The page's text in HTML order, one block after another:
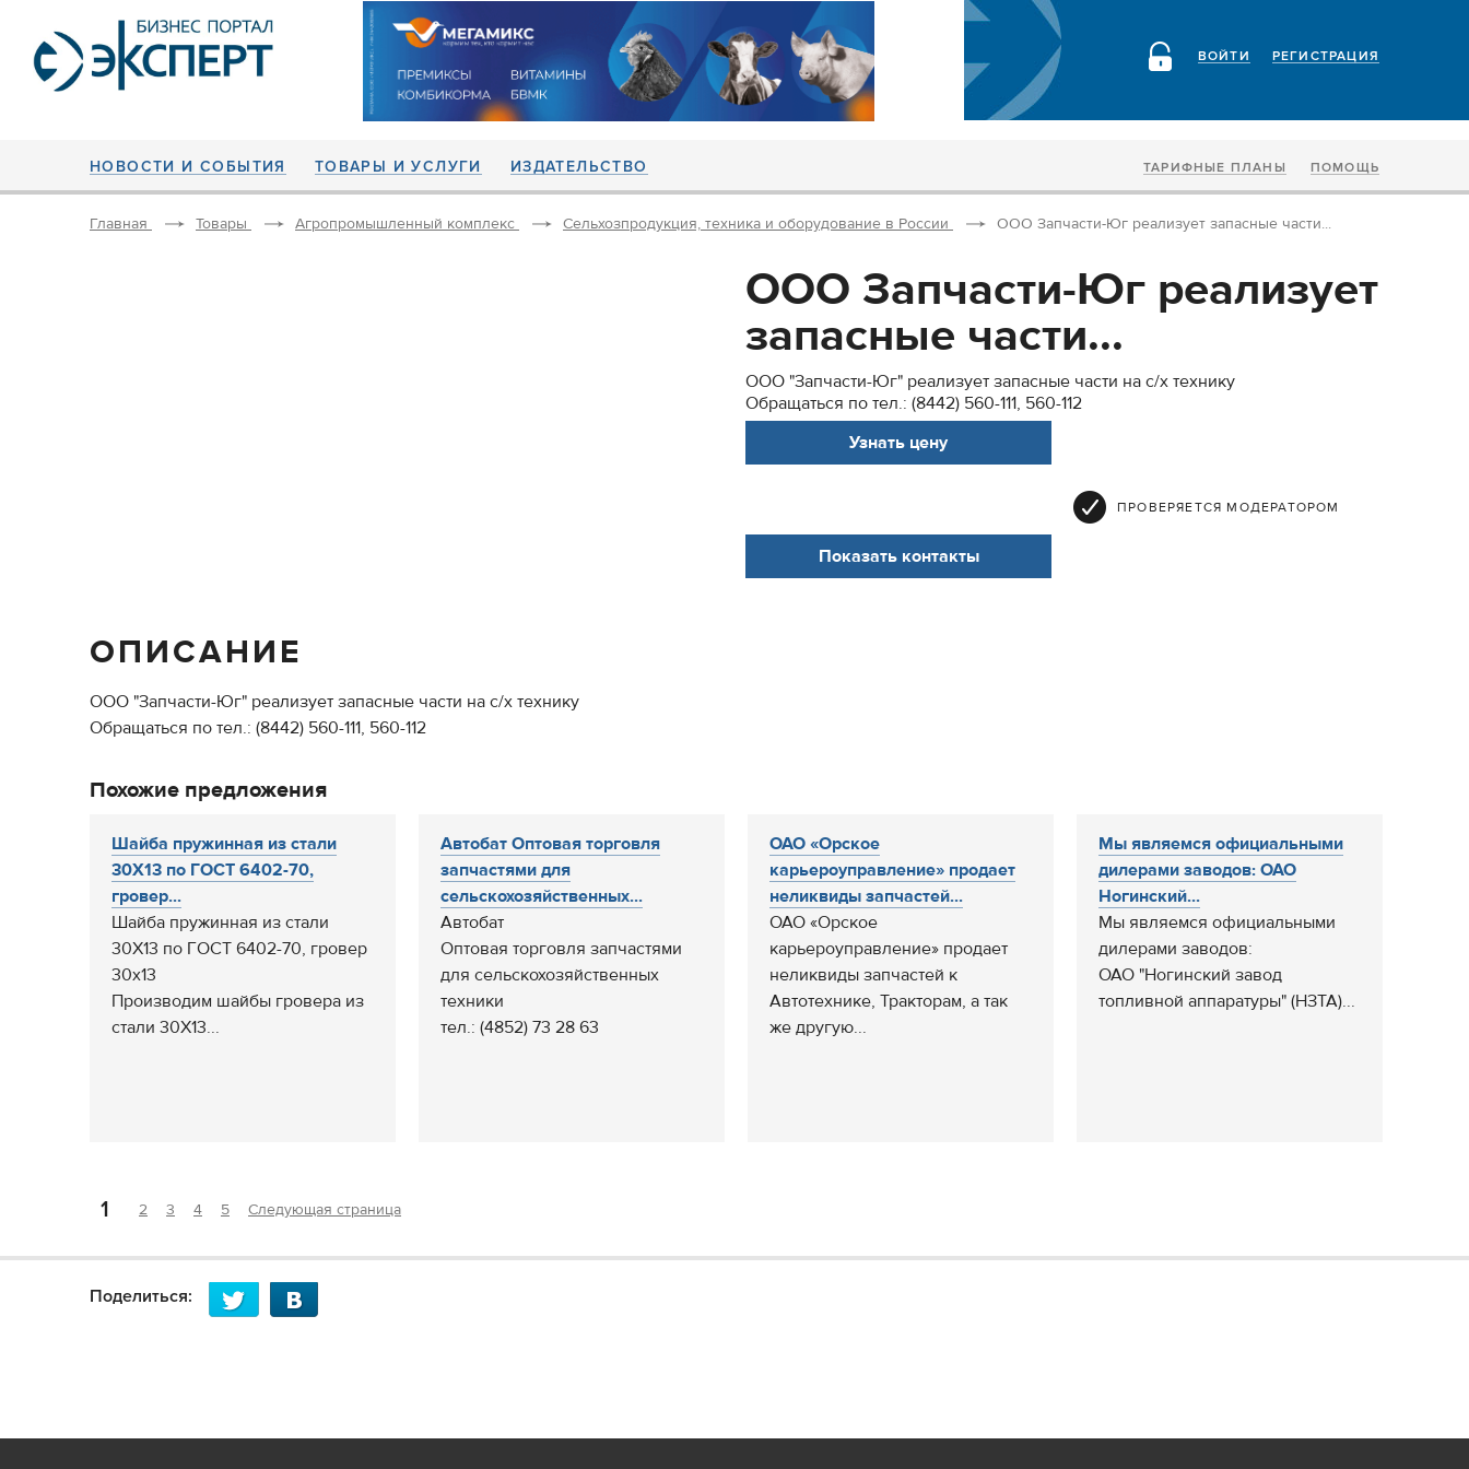
РЕГИСТРАЦИЯ
ВОЙТИ
НОВОСТИ И СОБЫТИЯ ТОВАРЫ И УСЛУГИ ИЗДАТЕЛЬСТВО ТАРИФНЫЕ ПЛАНЫ ПОМОЩЬ
Главная Товары Агропромышленный комплекс Сельхозпродукция, техника и оборудование в России ООО Запчасти-Юг реализует запасные части...
ООО Запчасти-Юг реализует
запасные части...
ООО "Запчасти-Юг" реализует запасные части на с/х технику
Обращаться по тел.: (8442) 560-111, 560-112
Узнать цену
ПРОВЕРЯЕТСЯ МОДЕРАТОРОМ
Показать контакты
ОПИСАНИЕ
ООО "Запчасти-Юг" реализует запасные части на с/х технику
Обращаться по тел.: (8442) 560-111, 560-112
Похожие предложения
Шайба пружинная из стали
30Х13 по ГОСТ 6402-70,
гровер...
Шайба пружинная из стали
30Х13 по ГОСТ 6402-70, гровер
30х13
Производим шайбы гровера из
стали 30Х13...
Автобат Оптовая торговля
запчастями для
сельскохозяйственных...
Автобат
Оптовая торговля запчастями
для сельскохозяйственных
техники
тел.: (4852) 73 28 63
ОАО «Орское
карьероуправление» продает
неликвиды запчастей...
ОАО «Орское
карьероуправление» продает
неликвиды запчастей к
Автотехнике, Тракторам, а так
же другую...
Мы являемся официальными
дилерами заводов: ОАО
Ногинский...
Мы являемся официальными
дилерами заводов:
ОАО "Ногинский завод
топливной аппаратуры" (НЗТА)...
1 2 3 4 5 Следующая страница
Поделиться: